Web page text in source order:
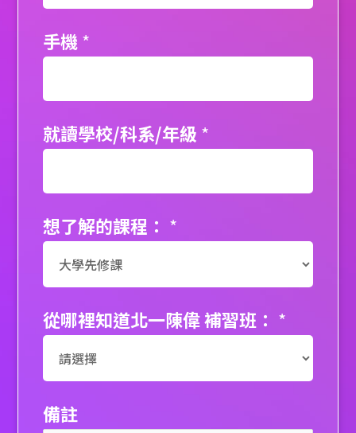
手機*
就讀學校/科系/年級 *
想了解的課程： *
從哪裡知道北一陳偉 補習班： *
備註